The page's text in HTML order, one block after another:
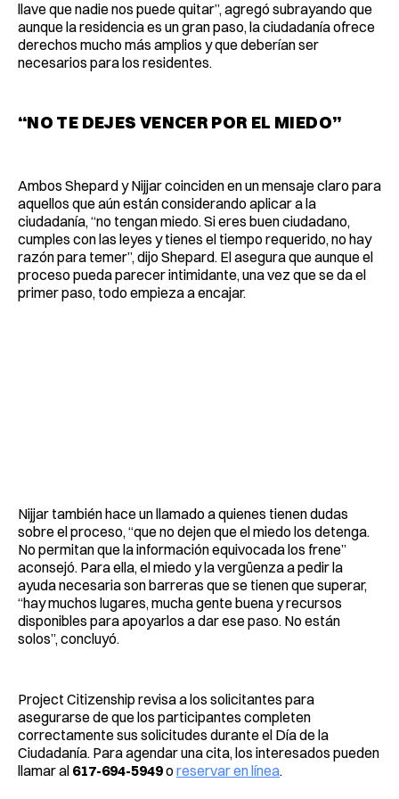
llave que nadie nos puede quitar”, agregó subrayando que
aunque la residencia es un gran paso, la ciudadanía ofrece
derechos mucho más amplios y que deberían ser
necesarios para los residentes.
“NO TE DEJES VENCER POR EL MIEDO”
Ambos Shepard y Nijjar coinciden en un mensaje claro para
aquellos que aún están considerando aplicar a la
ciudadanía, “no tengan miedo. Si eres buen ciudadano,
cumples con las leyes y tienes el tiempo requerido, no hay
razón para temer”, dijo Shepard. El asegura que aunque el
proceso pueda parecer intimidante, una vez que se da el
primer paso, todo empieza a encajar.
Nijjar también hace un llamado a quienes tienen dudas
sobre el proceso, “que no dejen que el miedo los detenga.
No permitan que la información equivocada los frene”
aconsejó. Para ella, el miedo y la vergüenza a pedir la
ayuda necesaria son barreras que se tienen que superar,
“hay muchos lugares, mucha gente buena y recursos
disponibles para apoyarlos a dar ese paso. No están
solos”, concluyó.
Project Citizenship revisa a los solicitantes para
asegurarse de que los participantes completen
correctamente sus solicitudes durante el Día de la
Ciudadanía. Para agendar una cita, los interesados pueden
llamar al 617-694-5949o reservar en línea.